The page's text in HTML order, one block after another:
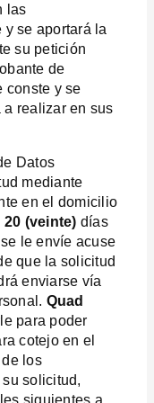
las
se aportará la
su petición
de
conste y se
a realizar en sus
Datos
mediante
en el domicilio
20 (veinte) días
le envíe acuse
que la solicitud
enviarse vía
Quad
para poder
cotejo en el
los
solicitud,
siguientes a